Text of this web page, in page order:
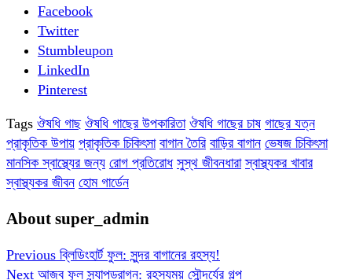
Facebook
Twitter
Stumbleupon
LinkedIn
Pinterest
Tags ঔষধি গাছ ঔষধি গাছের উপকারিতা ঔষধি গাছের চাষ গাছের যত্ন
প্রাকৃতিক উপায় প্রাকৃতিক চিকিৎসা বাগান তৈরি বাড়ির বাগান ভেষজ চিকিৎসা
মানসিক স্বাস্থ্যের জন্য রোগ প্রতিরোধ সুস্থ জীবনধারা স্বাস্থ্যকর খাবার
স্বাস্থ্যকর জীবন হোম গার্ডেন
About super_admin
Previous ব্লিডিংহার্ট ফুল: সুন্দর বাগানের রহস্য!
Next আজব ফুল স্ন্যাপড্রাগন: রহস্যময় সৌন্দর্যের গল্প